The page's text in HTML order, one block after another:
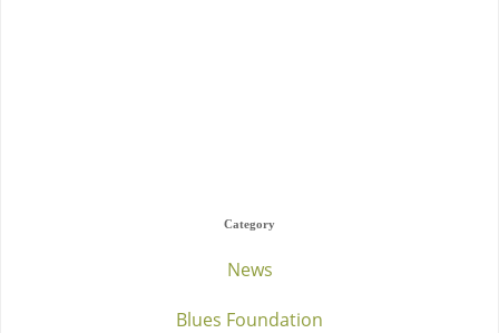
Category
News
Blues Foundation